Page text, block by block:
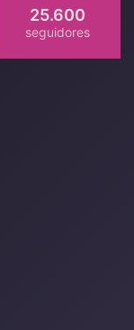
25.600